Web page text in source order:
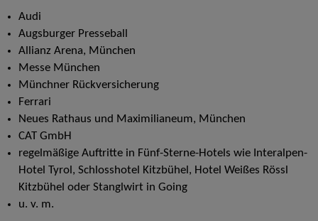
Audi
Augsburger Presseball
Allianz Arena, München
Messe München
Münchner Rückversicherung
Ferrari
Neues Rathaus und Maximilianeum, München
CAT GmbH
regelmäßige Auftritte in Fünf-Sterne-Hotels wie Interalpen-
Hotel Tyrol, Schlosshotel Kitzbühel, Hotel Weißes Rössl
Kitzbühel oder Stanglwirt in Going
u. v. m.